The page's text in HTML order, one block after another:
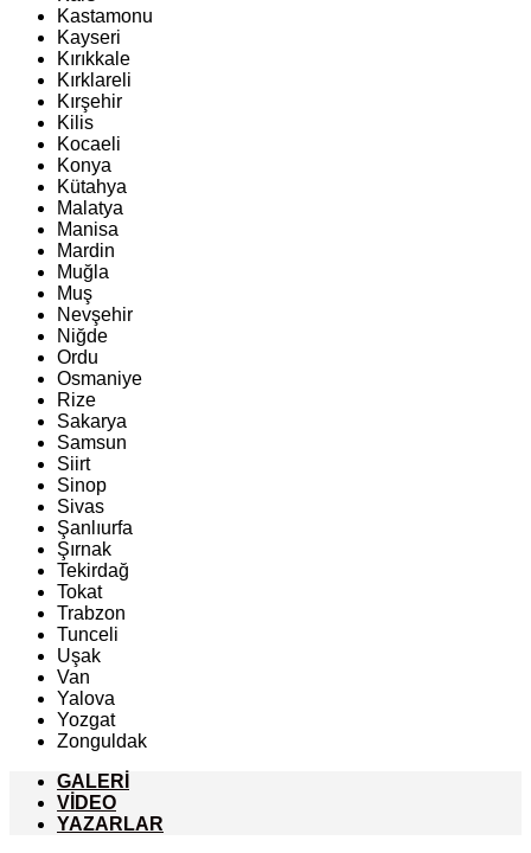
Kastamonu
Kayseri
Kırıkkale
Kırklareli
Kırşehir
Kilis
Kocaeli
Konya
Kütahya
Malatya
Manisa
Mardin
Muğla
Muş
Nevşehir
Niğde
Ordu
Osmaniye
Rize
Sakarya
Samsun
Siirt
Sinop
Sivas
Şanlıurfa
Şırnak
Tekirdağ
Tokat
Trabzon
Tunceli
Uşak
Van
Yalova
Yozgat
Zonguldak
GALERİ
VİDEO
YAZARLAR